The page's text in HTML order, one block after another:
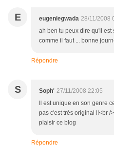
E eugeniegwada 28/11/2008
ah ben tu peux dire qu'il est
comme il faut ... bonne
Répondre
S Soph' 27/11/2008 22:05
Il est unique en son genre
pas c'est trés original !!<br /
plaisir ce blog
Répondre